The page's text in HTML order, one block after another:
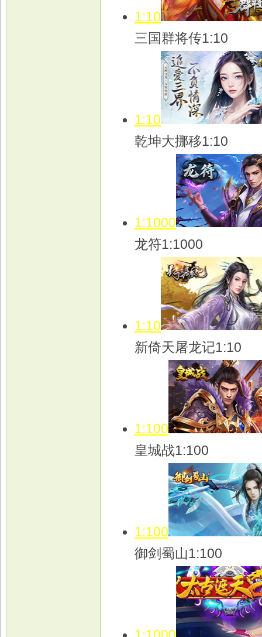
1:10
三国群将传1:10
1:10
乾坤大挪移1:10
1:1000
龙符1:1000
1:10
新倚天屠龙记1:10
1:100
皇城战1:100
1:100
御剑蜀山1:100